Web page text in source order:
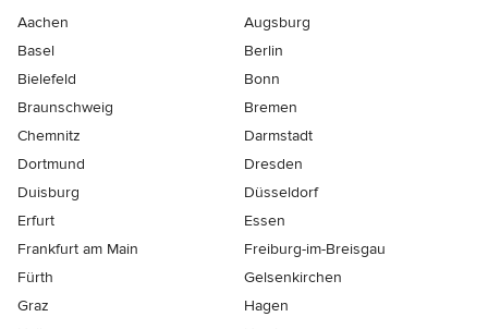
Aachen
Augsburg
Basel
Berlin
Bielefeld
Bonn
Braunschweig
Bremen
Chemnitz
Darmstadt
Dortmund
Dresden
Duisburg
Düsseldorf
Erfurt
Essen
Frankfurt am Main
Freiburg-im-Breisgau
Fürth
Gelsenkirchen
Graz
Hagen